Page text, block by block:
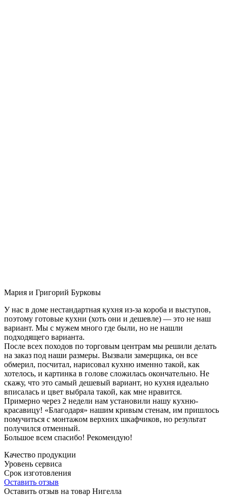
Мария и Григорий Бурковы
У нас в доме нестандартная кухня из-за короба и выступов,
поэтому готовые кухни (хоть они и дешевле) — это не наш
вариант. Мы с мужем много где были, но не нашли
подходящего варианта.
После всех походов по торговым центрам мы решили делать
на заказ под наши размеры. Вызвали замерщика, он все
обмерил, посчитал, нарисовал кухню именно такой, как
хотелось, и картинка в голове сложилась окончательно. Не
скажу, что это самый дешевый вариант, но кухня идеально
вписалась и цвет выбрала такой, как мне нравится.
Примерно через 2 недели нам установили нашу кухню-
красавицу! «Благодаря» нашим кривым стенам, им пришлось
помучиться с монтажом верхних шкафчиков, но результат
получился отменный.
Большое всем спасибо! Рекомендую!
Качество продукции
Уровень сервиса
Срок изготовления
Оставить отзыв
Оставить отзыв на товар Нигелла